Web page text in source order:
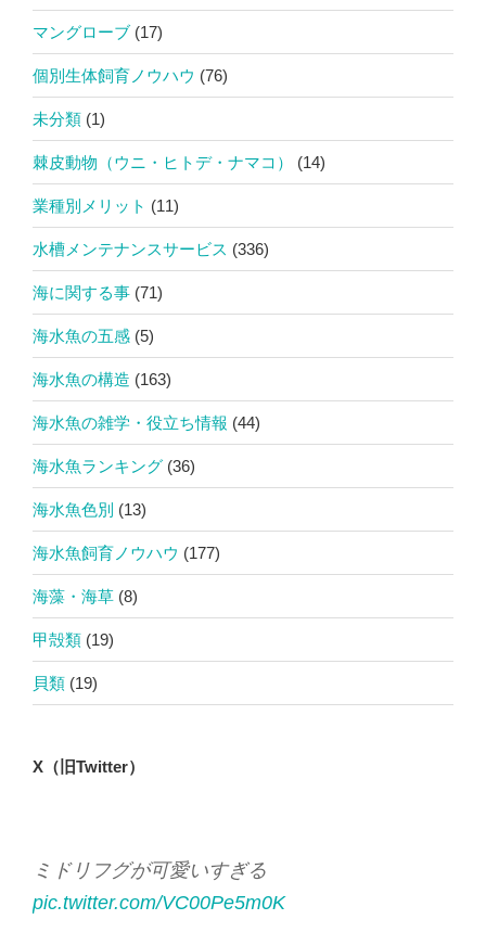
マングローブ (17)
個別生体飼育ノウハウ (76)
未分類 (1)
棘皮動物（ウニ・ヒトデ・ナマコ） (14)
業種別メリット (11)
水槽メンテナンスサービス (336)
海に関する事 (71)
海水魚の五感 (5)
海水魚の構造 (163)
海水魚の雑学・役立ち情報 (44)
海水魚ランキング (36)
海水魚色別 (13)
海水魚飼育ノウハウ (177)
海藻・海草 (8)
甲殻類 (19)
貝類 (19)
X（旧Twitter）
ミドリフグが可愛いすぎる
pic.twitter.com/VC00Pe5m0K